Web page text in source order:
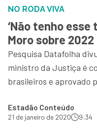
NO RODA VIVA
‘Não tenho esse
Moro sobre 2022
Pesquisa Datafolha
ministro da Justiça é
brasileiros e aprovado
Estadão Conteúdo
21 de janeiro de 2020 9:34